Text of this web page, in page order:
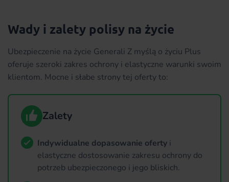
Wady i zalety polisy na życie
Ubezpieczenie na życie Generali Z myślą o życiu Plus
oferuje szeroki zakres ochrony i elastyczne warunki swoim
klientom. Mocne i słabe strony tej oferty to:
Zalety
Indywidualne dopasowanie oferty i
elastyczne dostosowanie zakresu ochrony do
potrzeb ubezpieczonego i jego bliskich.